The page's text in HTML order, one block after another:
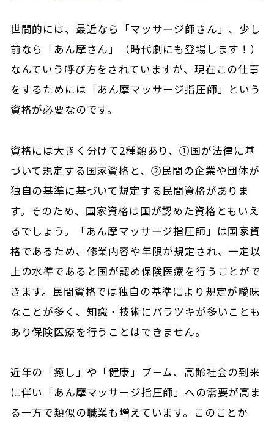
世間的には、最近なら「マッサージ師さん」、少し
前なら「あん摩さん」（時代劇にも登場します！）
なんていう呼び方をされていますが、現在この仕事
をするためには「あん摩マッサージ指圧師」という
資格が必要なのです。
資格には大きく分けて2種類あり、①国が法律に基
づいて規定する国家資格と、②民間の企業や団体が
独自の基準に基づいて規定する民間資格がありま
す。そのため、国家資格は国が認めた資格ともいえ
るでしょう。「あん摩マッサージ指圧師」は国家資
格であるため、修業内容や年限が規定され、一定以
上の水準であると国が認め保険医療を行うことがで
きます。民間資格では独自の基準により規定が曖昧
なことが多く、知識・技術にバラツキが多いことも
あり保険医療を行うことはできません。
近年の「癒し」や「健康」ブーム、高齢社会の到来
に伴い「あん摩マッサージ指圧師」への需要が高ま
る一方で類似の職業も増えています。このことか